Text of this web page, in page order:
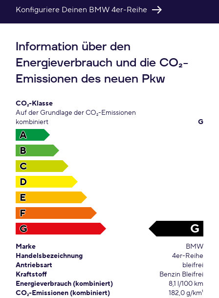
Konfiguriere Deinen BMW 4er-Reihe
Information über den
Energieverbrauch und die CO₂-
Emissionen des neuen Pkw
CO₂-Klasse
Auf der Grundlage der CO₂-Emissionen
kombiniert
G
A
B
C
D
E
F
G
G
Marke
BMW
Handelsbezeichnung
4er-Reihe
Antriebsart
bleifrei
Kraftstoff
Benzin Bleifrei
Energieverbrauch (kombiniert)
8,1 l/100 km
CO₂-Emissionen (kombiniert)
182,0 g/km¹